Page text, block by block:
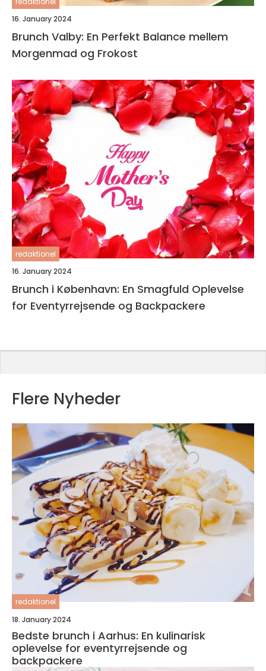
16. January 2024
Brunch Valby: En Perfekt Balance mellem
Morgenmad og Frokost
redaktionel
16. January 2024
Brunch i København: En Smagfuld Oplevelse
for Eventyrrejsende og Backpackere
Flere Nyheder
redaktionel
18. January 2024
Bedste brunch i Aarhus: En kulinarisk
oplevelse for eventyrrejsende og
backpackere